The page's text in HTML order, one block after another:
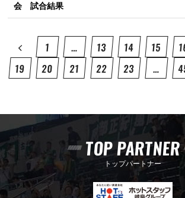
会 試合結果
1 … 13 14 15
19
20 21 22 23 …
TOP PARTNER
トップパートナー